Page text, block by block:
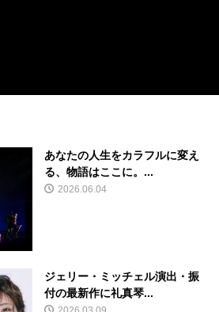
あなたの人生をカラフルに変え
る、物語はここに。...
2026.06.04
ジェリー・ミッチェル演出・振
付の最新作に礼真琴...